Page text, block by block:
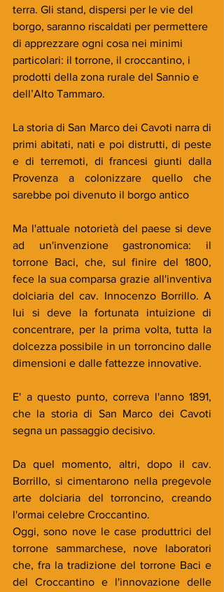
terra. Gli stand, dispersi per le vie del
borgo, saranno riscaldati per permettere
di apprezzare ogni cosa nei minimi
particolari: il torrone, il croccantino, i
prodotti della zona rurale del Sannio e
dell’Alto Tammaro.
La storia di San Marco dei Cavoti narra di
primi abitati, nati e poi distrutti, di peste
e di terremoti, di francesi giunti dalla
Provenza a colonizzare quello che
sarebbe poi divenuto il borgo antico
Ma l'attuale notorietà del paese si deve
ad un'invenzione gastronomica: il
torrone Baci, che, sul finire del 1800,
fece la sua comparsa grazie all'inventiva
dolciaria del cav. Innocenzo Borrillo. A
lui si deve la fortunata intuizione di
concentrare, per la prima volta, tutta la
dolcezza possibile in un torroncino dalle
dimensioni e dalle fattezze innovative.
E' a questo punto, correva l'anno 1891,
che la storia di San Marco dei Cavoti
segna un passaggio decisivo.
Da quel momento, altri, dopo il cav.
Borrillo, si cimentarono nella pregevole
arte dolciaria del torroncino, creando
l'ormai celebre Croccantino.
Oggi, sono nove le case produttrici del
torrone sammarchese, nove laboratori
che, fra la tradizione del torrone Baci e
del Croccantino e l'innovazione delle